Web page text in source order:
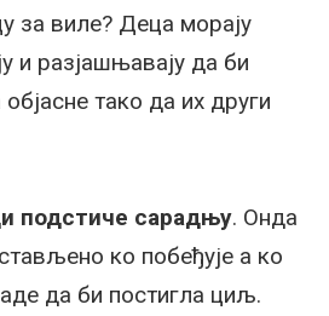
за виле? Деца морају
и разјашњавају да би
тако да их други
подстиче сарадњу. Онда
ко побеђује а ко
да би постигла циљ.